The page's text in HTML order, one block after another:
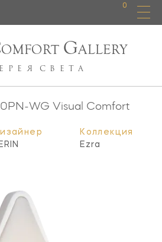
0
OMFORT GALLERY
СВЕТА
WG Visual Comfort
Коллекция
Ezra